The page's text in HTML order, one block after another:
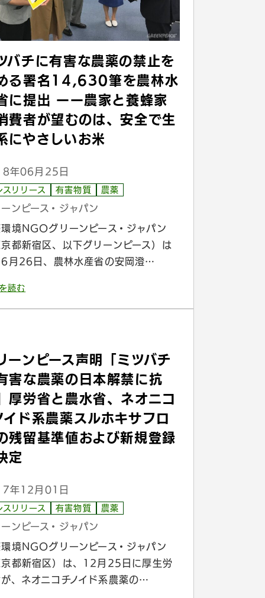
バチに有害な農薬の禁止を
る署名14,630筆を農林水
に提出 ーー農家と養蜂家
費者が望むのは、安全で生
にやさしいお米
年06月25日
スリリース 有害物質 農薬
ンピース・ジャパン
境NGOグリーンピース・ジャパン
都新宿区、以下グリーンピース）は
6月26日、農林水産省の安岡澄…
読む
ーンピース声明「ミツバチ
害な農薬の日本解禁に抗
厚労省と農水省、ネオニコ
イド系農薬スルホキサフロ
残留基準値および新規登録
定
年12月01日
スリリース 有害物質 農薬
ンピース・ジャパン
境NGOグリーンピース・ジャパン
京都新宿区）は、12月25日に厚生労
、ネオニコチノイド系農薬の…